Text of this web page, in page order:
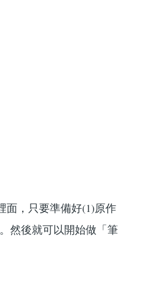
面，只要準備好(1)原作
然後就可以開始做「筆